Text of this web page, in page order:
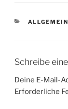
ALLGEMEIN
Schreibe
Deine E-Mail-
Erforderliche